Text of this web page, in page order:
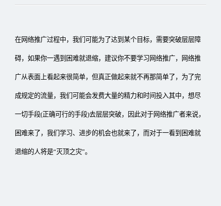
在网络推广过程中，我们可能为了达到某个目标，需要突破层层障
碍，如果你一遇到困难就退缩，建议你不要学习网络推广，网络推
广从表面上看起来很简单，但真正做起来就不再那简单了，为了完
成规定的流量，我们可能会发费大量的精力和时间投入其中，想尽
一切手段(正确可行的手段)去层层突破，因此对于网络推广者来说，
困难来了，我们学习、进步的机会也就来了，而对于一看到困难就
退缩的人将是“灭顶之灾”。